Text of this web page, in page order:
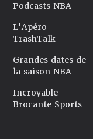
Podcasts NBA
L'Apéro
TrashTalk
Grandes dates de
la saison NBA
Incroyable
Brocante Sports